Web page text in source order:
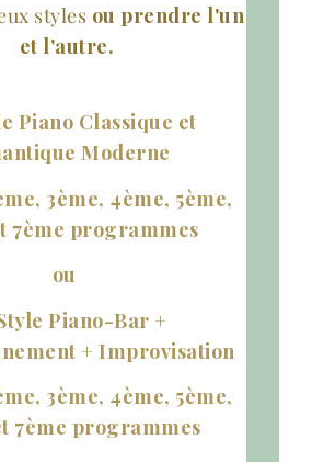
styles ou prendre l'un
et l'autre.
Piano Classique et
Moderne
3ème, 4ème, 5ème,
7ème programmes
ou
Piano-Bar +
+ Improvisation
3ème, 4ème, 5ème,
7ème programmes